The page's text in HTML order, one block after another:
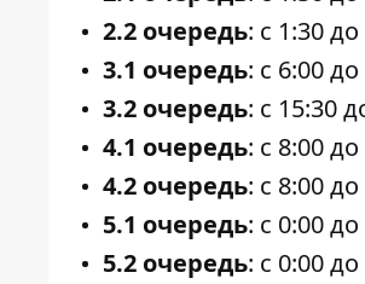
2.2 очередь: с 1:30
3.1 очередь: с 6:00
3.2 очередь: с 15:30
4.1 очередь: с 8:00
4.2 очередь: с 8:00
5.1 очередь: с 0:00
5.2 очередь: с 0:00